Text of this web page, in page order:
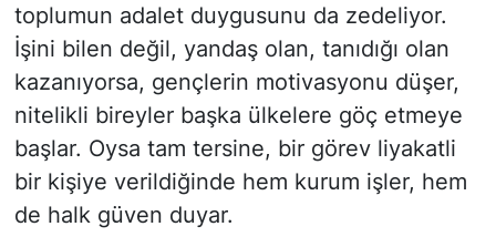
toplumun adalet duygusunu da zedeliyor.
İşini bilen değil, yandaş olan, tanıdığı olan
kazanıyorsa, gençlerin motivasyonu düşer,
nitelikli bireyler başka ülkelere göç etmeye
başlar. Oysa tam tersine, bir görev liyakatli
bir kişiye verildiğinde hem kurum işler, hem
de halk güven duyar.